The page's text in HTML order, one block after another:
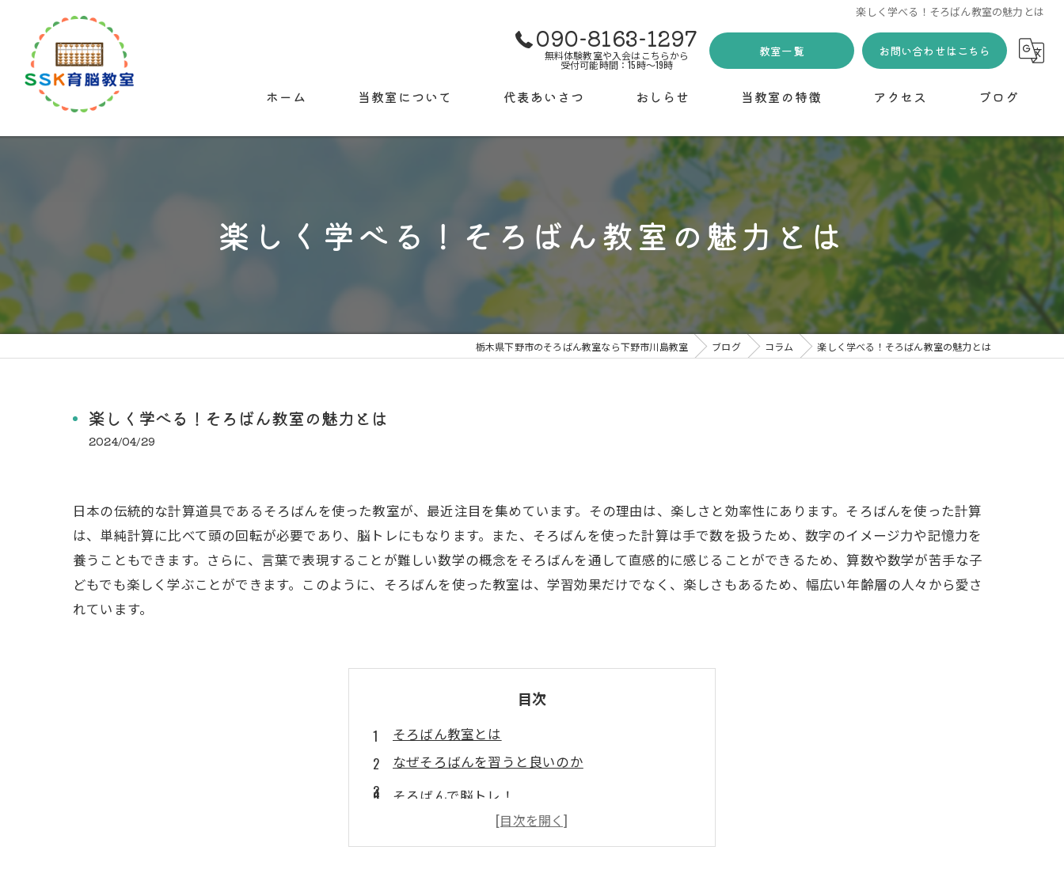
楽しく学べる！そろばん教室の魅力とは
090-8163-1297
無料体験教室や入会はこちらから
受付可能時間：15時～19時
教室一覧 お問い合わせはこちら
ホーム 当教室について
授業料
代表あいさつ おしらせ
ギャラリー
よくある質問
当教室の特徴
習い事
小学生
幼児
無料体験
初めて
アクセス
下野市川島教室
ブログ
コラム
楽しく学べる！そろばん教室の魅力とは
栃木県下野市のそろばん教室なら下野市川島教室 ブログ コラム 楽しく学べる！そろばん教室の魅力とは
楽しく学べる！そろばん教室の魅力とは
2024/04/29
日本の伝統的な計算道具であるそろばんを使った教室が、最近注目を集めています。その理由は、楽しさと効率性にあります。そろばんを使った計算
は、単純計算に比べて頭の回転が必要であり、脳トレにもなります。また、そろばんを使った計算は手で数を扱うため、数字のイメージ力や記憶力を
養うこともできます。さらに、言葉で表現することが難しい数学の概念をそろばんを通して直感的に感じることができるため、算数や数学が苦手な子
どもでも楽しく学ぶことができます。このように、そろばんを使った教室は、学習効果だけでなく、楽しさもあるため、幅広い年齢層の人々から愛さ
れています。
目次
そろばん教室とは
なぜそろばんを習うと良いのか
そろばんで脳トレ！